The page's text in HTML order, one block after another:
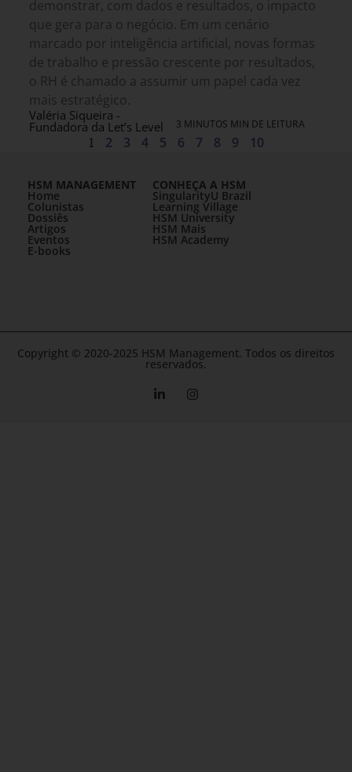
demonstrar, com dados e resultados, o impacto
que gera para o negócio. Em um cenário
marcado por inteligência artificial, novas formas
de trabalho e pressão crescente por resultados,
o RH é chamado a assumir um papel cada vez
mais estratégico.
Valéria Siqueira -
Fundadora da Let’s Level 3 MINUTOS MIN DE LEITURA
1 2 3 4 5 6 7 8 9 10
HSM MANAGEMENT
Home
Colunistas
Dossiês
Artigos
Eventos
E-books
CONHEÇA A HSM
SingularityU Brazil
Learning Village
HSM University
HSM Mais
HSM Academy
Copyright © 2020-2025 HSM Management. Todos os direitos
reservados.